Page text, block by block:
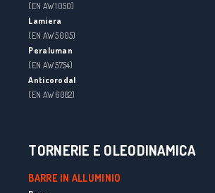
(EN AW 1050)
Lamiera
(EN AW 5005)
Peraluman
(EN AW 5754)
Anticorodal
(EN AW 6082)
TORNERIE E OLEODINAMICA
BARRE IN ALLUMINIO